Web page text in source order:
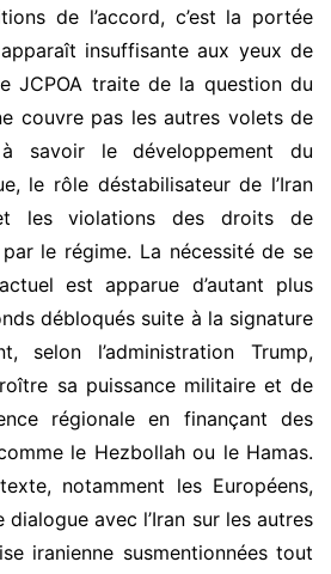
de l’accord, c’est la portée
insuffisante aux yeux de
JCPOA traite de la question du
couvre pas les autres volets de
savoir le développement du
le rôle déstabilisateur de l’Iran
les violations des droits de
par le régime. La nécessité de se
est apparue d’autant plus
débloqués suite à la signature
selon l’administration Trump,
sa puissance militaire et de
régionale en finançant des
le Hezbollah ou le Hamas.
notamment les Européens,
avec l’Iran sur les autres
iranienne susmentionnées tout